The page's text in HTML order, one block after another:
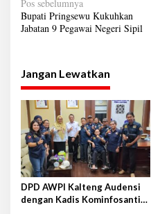
N
a
i
g
a
s
i
p
o
s
Pos sebelumnya
Bupati Pringsewu Kukuhkan
Jabatan 9 Pegawai Negeri Sipil
Jangan Lewatkan
DPD AWPI Kalteng Audensi
dengan Kadis Kominfosantik